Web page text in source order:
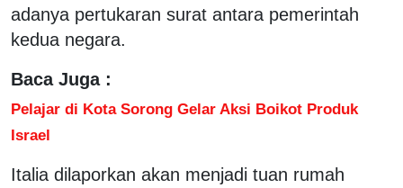
adanya pertukaran surat antara pemerintah
kedua negara.
Baca Juga :
Pelajar di Kota Sorong Gelar Aksi Boikot Produk
Israel
Italia dilaporkan akan menjadi tuan rumah